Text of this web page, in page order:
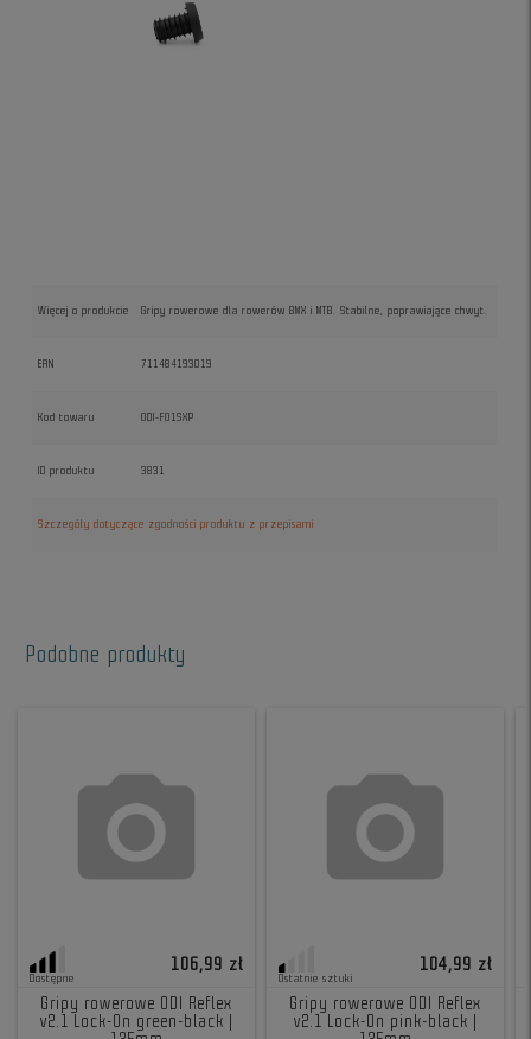
Więcej o produkcie Gripy rowerowe dla rowerów BMX i MTB. Stabilne, poprawiające chwyt.
EAN 711484193019
Kod towaru ODI-F01SXP
ID produktu 3831
Szczegóły dotyczące zgodności produktu z przepisami
Podobne produkty
Dostępne
106,99 zł
Gripy rowerowe ODI Reflex
v2.1 Lock-On green-black |
Ostatnie sztuki
104,99 zł
Gripy rowerowe ODI Reflex
v2.1 Lock-On pink-black |